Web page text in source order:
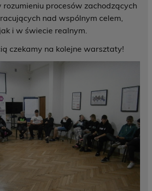
rozumieniu procesów zachodzących
nad wspólnym celem,
i w świecie realnym.
czekamy na kolejne warsztaty!